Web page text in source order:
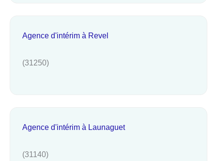
Agence d'intérim à Revel
(31250)
Agence d'intérim à Launaguet
(31140)